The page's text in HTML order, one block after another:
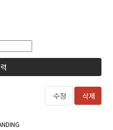
수정 삭제